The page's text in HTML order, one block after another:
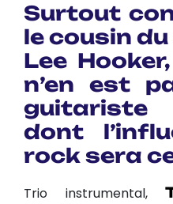
Surtout
le cousin
Lee
n’en est
guitariste
dont
rock sera
Trio instrumental,